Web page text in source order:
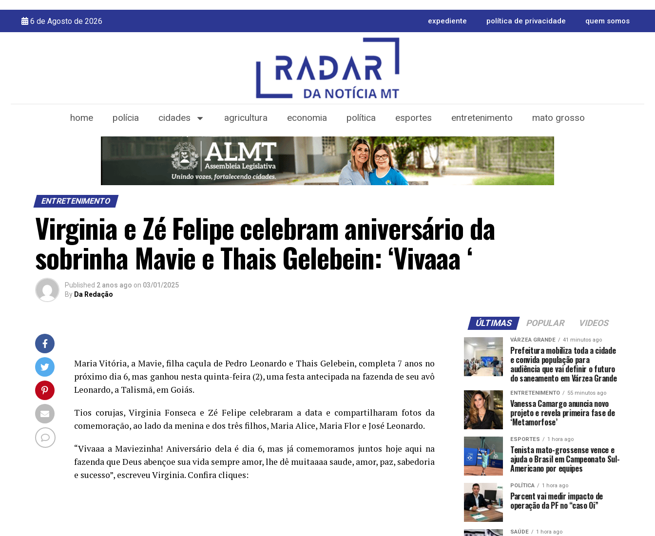
6 de Agosto de 2026 expediente política de privacidade quem somos
home polícia cidades agricultura economia política esportes entretenimento mato grosso
ENTRETENIMENTO
Virginia e Zé Felipe celebram aniversário da
sobrinha Mavie e Thais Gelebein: ‘Vivaaa ‘
Published 2 anos ago on 03/01/2025
By Da Redação
Maria Vitória, a Mavie, filha caçula de Pedro Leonardo e Thais Gelebein, completa 7 anos no
próximo dia 6, mas ganhou nesta quinta-feira (2), uma festa antecipada na fazenda de seu avô
Leonardo, a Talismã, em Goiás.
Tios corujas, Virginia Fonseca e Zé Felipe celebraram a data e compartilharam fotos da
comemoração, ao lado da menina e dos três filhos, Maria Alice, Maria Flor e José Leonardo.
“Vivaaa a Maviezinha! Aniversário dela é dia 6, mas já comemoramos juntos hoje aqui na
fazenda que Deus abençoe sua vida sempre amor, lhe dê muitaaaa saude, amor, paz, sabedoria
e sucesso”, escreveu Virginia. Confira cliques:
ÚLTIMAS POPULAR VIDEOS
VÁRZEA GRANDE 41 minutos ago
Prefeitura mobiliza toda a cidade
e convida população para
audiência que vai definir o futuro
do saneamento em Várzea Grande
ENTRETENIMENTO 55 minutos ago
Vanessa Camargo anuncia novo
projeto e revela primeira fase de
‘Metamorfose’
ESPORTES 1 hora ago
Tenista mato-grossense vence e
ajuda o Brasil em Campeonato Sul-
Americano por equipes
POLÍTICA 1 hora ago
Parcent vai medir impacto de
operação da PF no “caso Oi”
SAÚDE 1 hora ago